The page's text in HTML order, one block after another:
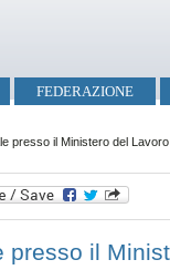
FEDERAZIONE
presso il Ministero del
presso il